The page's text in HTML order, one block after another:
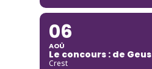
06
AOÛ
Le concours : de
Crest